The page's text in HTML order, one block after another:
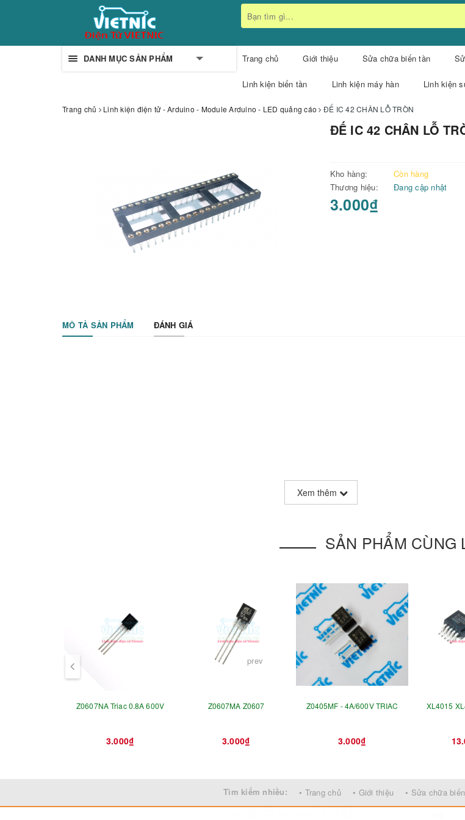
DANH MỤC SẢN PHẨM Trang chủ Giới thiệu Sửa chữa biến tần
Linh kiện biến tần Linh kiện máy hàn Linh kiện
Trang chủ Linh kiện điện tử - Arduino - Module Arduino - LED quảng cáo ĐẾ IC 42 CHÂN LỖ TRÒN
ĐẾ IC 42 CHÂN LỖ
Kho hàng:
Còn hàng
Thương hiệu:
Đang cập nhật
3.000₫
MÔ TẢ SẢN PHẨM ĐÁNH GIÁ
Xem thêm
SẢN PHẨM CÙNG
Z0607NA Triac 0.8A 600V
3.000₫
Z0607MA Z0607
3.000₫
Z0405MF - 4A/600V TRIAC
3.000₫
XL4015
prev
Tìm kiếm nhiều: • Trang chủ • Giới thiệu • Sửa chữa